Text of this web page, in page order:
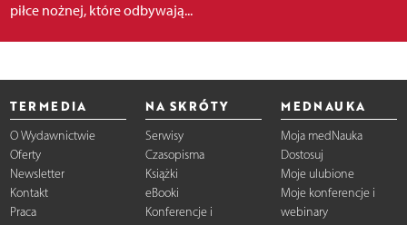
piłce nożnej, które odbywają...
TERMEDIA
O Wydawnictwie
Oferty
Newsletter
Kontakt
Praca
NA SKRÓTY
Serwisy
Czasopisma
Książki
eBooki
Konferencje i
MEDNAUKA
Moja medNauka
Dostosuj
Moje ulubione
Moje konferencje i
webinary